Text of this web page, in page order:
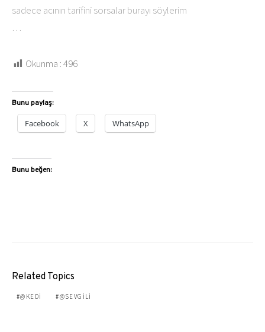
sadece acının tarifini sorsalar burayı söylerim
…
Okunma :496
Bunu paylaş:
Facebook X WhatsApp
Bunu beğen:
Related Topics
@KEDI @SEVGILI